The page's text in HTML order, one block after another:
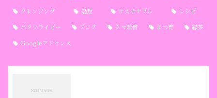
クレンジング 感想 サステナブル レシピ
バタフライピー ブログ クマ改善 まつ育 緑茶
Googleアドセンス